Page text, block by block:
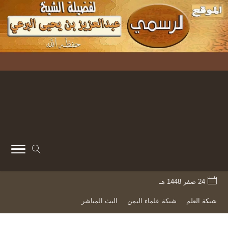
24 صفر 1448 هـ
شبكة العلم شبكة علماء اليمن البث المباشر